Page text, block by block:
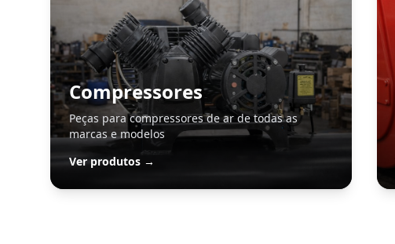
Compressores
Peças para compressores de ar de todas as
marcas e modelos
Ver produtos →